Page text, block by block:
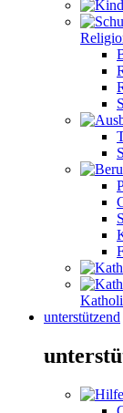
unterstützend